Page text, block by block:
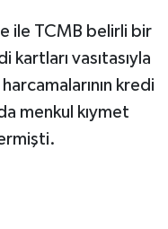
ile TCMB belirli bir
vasıtasıyla
kredi
menkul kıymet